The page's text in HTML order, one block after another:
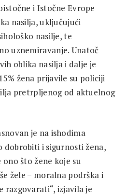
i Istočne Evrope
nasilja, uključujući
nasilje, te
uznemiravanje. Unatoč
oblika nasilja i dalje je
žena prijavile su policiji
pretrpljenog od aktuelnog
je na ishodima
dobrobiti i sigurnosti žena,
što žene koje su
žele – moralna podrška i
razgovarati“, izjavila je